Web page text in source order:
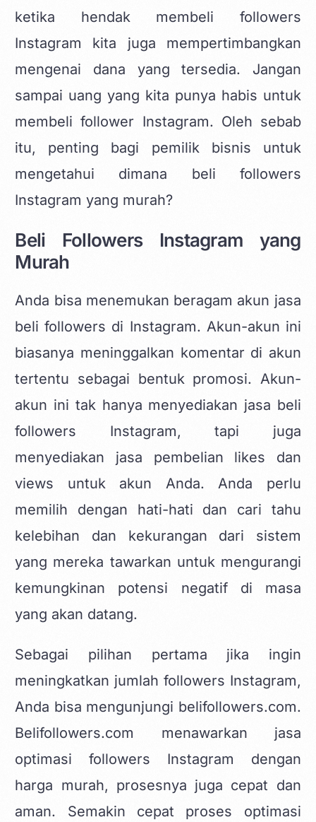
ketika hendak membeli followers
Instagram kita juga mempertimbangkan
mengenai dana yang tersedia. Jangan
sampai uang yang kita punya habis untuk
membeli follower Instagram. Oleh sebab
itu, penting bagi pemilik bisnis untuk
mengetahui dimana beli followers
Instagram yang murah?
Beli Followers Instagram yang
Murah
Anda bisa menemukan beragam akun jasa
beli followers di Instagram. Akun-akun ini
biasanya meninggalkan komentar di akun
tertentu sebagai bentuk promosi. Akun-
akun ini tak hanya menyediakan jasa beli
followers Instagram, tapi juga
menyediakan jasa pembelian likes dan
views untuk akun Anda. Anda perlu
memilih dengan hati-hati dan cari tahu
kelebihan dan kekurangan dari sistem
yang mereka tawarkan untuk mengurangi
kemungkinan potensi negatif di masa
yang akan datang.
Sebagai pilihan pertama jika ingin
meningkatkan jumlah followers Instagram,
Anda bisa mengunjungi belifollowers.com.
Belifollowers.com menawarkan jasa
optimasi followers Instagram dengan
harga murah, prosesnya juga cepat dan
aman. Semakin cepat proses optimasi